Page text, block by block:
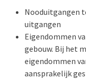
Nooduitgangen
uitgangen
Eigendommen
gebouw. Bij het
eigendommen
aansprakelijk